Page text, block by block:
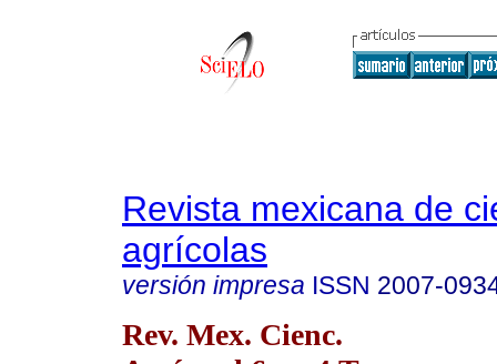
Revista mexicana de
agrícolas
versión impresa ISSN 2007-
Rev. Mex. Cienc.